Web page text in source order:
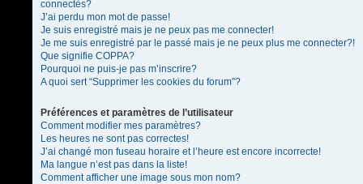
connectés?
J’ai perdu mon mot de passe!
Je suis enregistré mais je ne peux pas me connecter!
Je me suis enregistré par le passé mais je ne peux plus me connecter?!
Que signifie COPPA?
Pourquoi ne puis-je pas m’inscrire?
A quoi sert “Supprimer les cookies du forum”?
Préférences et paramètres de l’utilisateur
Comment modifier mes paramètres?
Les heures ne sont pas correctes!
J’ai changé mon fuseau horaire et l’heure est encore incorrecte!
Ma langue n’est pas dans la liste!
Comment afficher une image sous mon nom?